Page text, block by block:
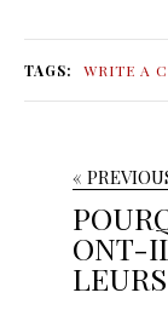
TAGS: WRITE A
«
ONT-